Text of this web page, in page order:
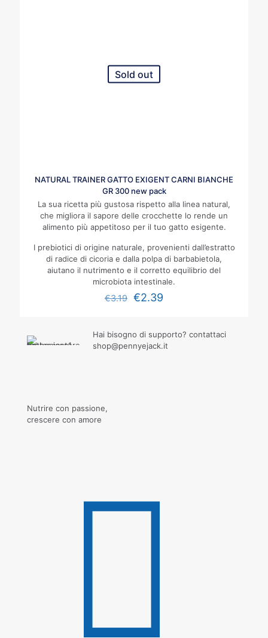
Sold out
NATURAL TRAINER GATTO EXIGENT CARNI BIANCHE
GR 300 new pack
La sua ricetta più gustosa rispetto alla linea natural,
che migliora il sapore delle crocchette lo rende un
alimento più appetitoso per il tuo gatto esigente.
I prebiotici di origine naturale, provenienti dall’estratto
di radice di cicoria e dalla polpa di barbabietola,
aiutano il nutrimento e il corretto equilibrio del
microbiota intestinale.
€3.19 €2.39
Hai bisogno di supporto? contattaci
shop@pennyejack.it
Nutrire con passione,
crescere con amore